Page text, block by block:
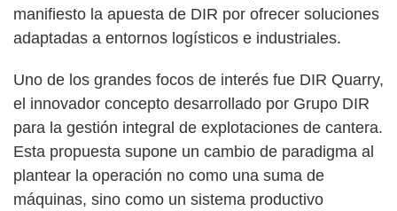
manifiesto la apuesta de DIR por ofrecer soluciones
adaptadas a entornos logísticos e industriales.
Uno de los grandes focos de interés fue DIR Quarry,
el innovador concepto desarrollado por Grupo DIR
para la gestión integral de explotaciones de cantera.
Esta propuesta supone un cambio de paradigma al
plantear la operación no como una suma de
máquinas, sino como un sistema productivo